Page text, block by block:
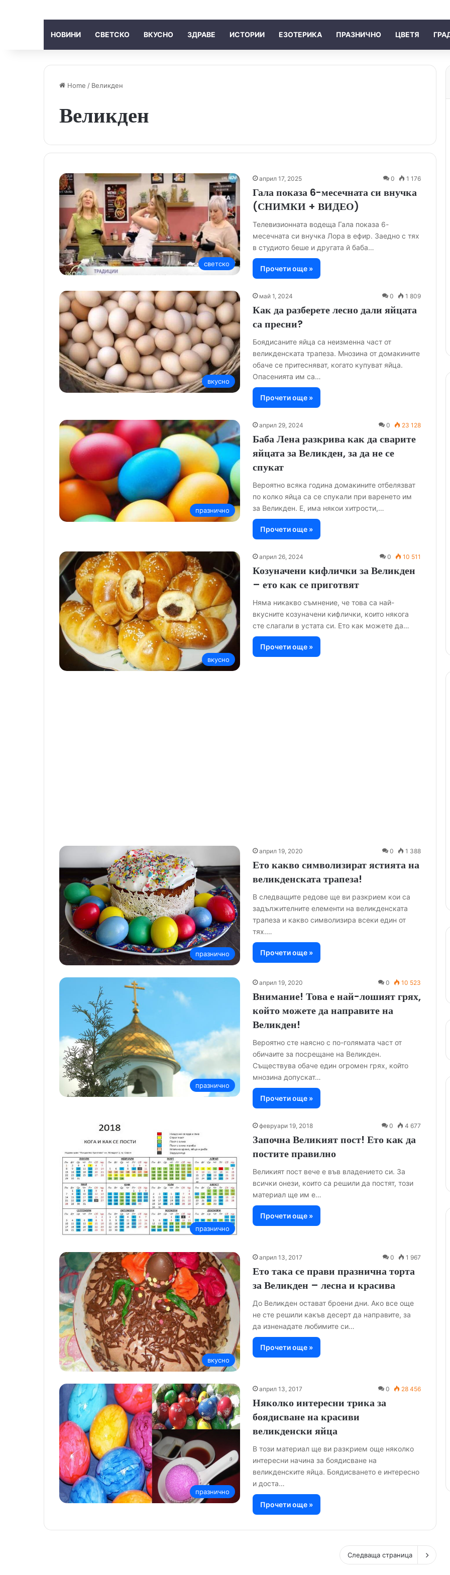
НОВИНИ СВЕТСКО ВКУСНО ЗДРАВЕ ИСТОРИИ ЕЗОТЕРИКА ПРАЗНИЧНО ЦВЕТЯ
Home / Великден
Великден
светско
април 17, 2025 0 1 176
Гала показа 6-месечната си внучка
(СНИМКИ + ВИДЕО)
Телевизионната водеща Гала показа 6-
месечната си внучка Лора в ефир. Заедно с тях
в студиото беше и другата й баба…
Прочети още »
вкусно
май 1, 2024 0 1 809
Как да разберете лесно дали яйцата
са пресни?
Боядисаните яйца са неизменна част от
великденската трапеза. Мнозина от домакините
обаче се притесняват, когато купуват яйца.
Опасенията им са…
Прочети още »
празнично
април 29, 2024 0 23 128
Баба Лена разкрива как да сварите
яйцата за Великден, за да не се
спукат
Вероятно всяка година домакините отбелязват
по колко яйца са се спукали при варенето им
за Великден. Е, има някои хитрости,…
Прочети още »
вкусно
април 26, 2024 0 10 511
Козуначени кифлички за Великден
– ето как се приготвят
Няма никакво съмнение, че това са най-
вкусните козуначени кифлички, които някога
сте слагали в устата си. Ето как можете да…
Прочети още »
празнично
април 19, 2020 0 1 388
Ето какво символизират ястията на
великденската трапеза!
В следващите редове ще ви разкрием кои са
задължителните елементи на великденската
трапеза и какво символизира всеки един от
тях.…
Прочети още »
празнично
април 19, 2020 0 10 523
Внимание! Това е най-лошият грях,
който можете да направите на
Великден!
Вероятно сте наясно с по-голямата част от
обичаите за посрещане на Великден.
Съществува обаче един огромен грях, който
мнозина допускат…
Прочети още »
празнично
февруари 19, 2018 0 4 677
Започна Великият пост! Ето как да
постите правилно
Великият пост вече е във владението си. За
всички онези, които са решили да постят, този
материал ще им е…
Прочети още »
вкусно
април 13, 2017 0 1 967
Ето така се прави празнична торта
за Великден – лесна и красива
До Великден остават броени дни. Ако все още
не сте решили какъв десерт да направите, за
да изненадате любимите си…
Прочети още »
празнично
април 13, 2017 0 28 456
Няколко интересни трика за
боядисване на красиви
великденски яйца
В този материал ще ви разкрием още няколко
интересни начина за боядисване на
великденските яйца. Боядисването е интересно
и доста…
Прочети още »
Следваща страница